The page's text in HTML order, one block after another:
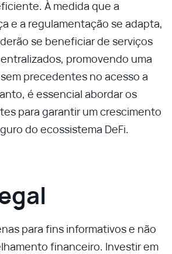
À medida que a
e a regulamentação se adapta,
se beneficiar de serviços
promovendo uma
precedentes no acesso a
é essencial abordar os
para garantir um crescimento
do ecossistema DeFi.
para fins informativos e não
financeiro. Investir em